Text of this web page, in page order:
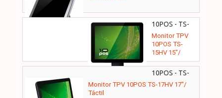
10POS - TS-
15HV
Monitor TPV
10POS TS-
15HV 15"/
Táctil
10POS - TS-
17HV
Monitor TPV 10POS TS-17HV 17"/
Táctil